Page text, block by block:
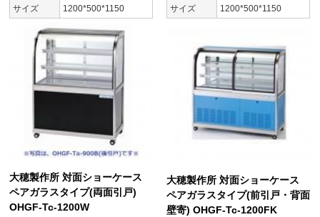
サイズ
1200*500*1150
サイズ
1200*500*1150
大穂製作所 対面ショーケース
ペアガラスタイプ(両面引戸)
OHGF-Tc-1200W
大穂製作所 対面ショーケース
ペアガラスタイプ(前引戸・背面
壁寄) OHGF-Tc-1200FK